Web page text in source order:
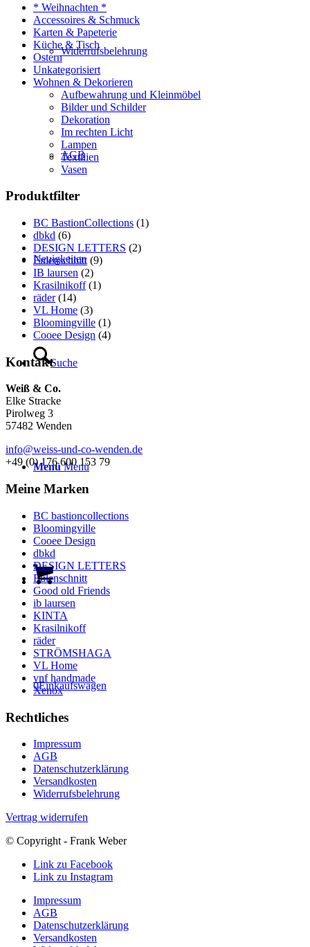
Widerrufsbelehrung
AGB
Neuigkeiten
Suche
Menü Menü
0Einkaufswagen
* Weihnachten *
Accessoires & Schmuck
Karten & Papeterie
Küche & Tisch
Ostern
Unkategorisiert
Wohnen & Dekorieren
Aufbewahrung und Kleinmöbel
Bilder und Schilder
Dekoration
Im rechten Licht
Lampen
Textilien
Vasen
Produktfilter
BC BastionCollections (1)
dbkd (6)
DESIGN LETTERS (2)
Eulenschnitt (9)
IB laursen (2)
Krasilnikoff (1)
räder (14)
VL Home (3)
Bloomingville (1)
Cooee Design (4)
Kontakt
Weiß & Co.
Elke Stracke
Pirolweg 3
57482 Wenden
info@weiss-und-co-wenden.de
+49 (0) 176 600 153 79
Meine Marken
BC bastioncollections
Bloomingville
Cooee Design
dbkd
DESIGN LETTERS
Eulenschnitt
Good old Friends
ib laursen
KINTA
Krasilnikoff
räder
STRÖMSHAGA
VL Home
vnf handmade
Xenox
Rechtliches
Impressum
AGB
Datenschutzerklärung
Versandkosten
Widerrufsbelehrung
Vertrag widerrufen
© Copyright - Frank Weber
Link zu Facebook
Link zu Instagram
Impressum
AGB
Datenschutzerklärung
Versandkosten